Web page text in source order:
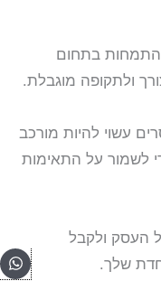
והתמחות בתחום
ולתקופה מוגבלת.
עשוי להיות מורכב
לשמור על התאימות
העסק ולקבל
שלך.